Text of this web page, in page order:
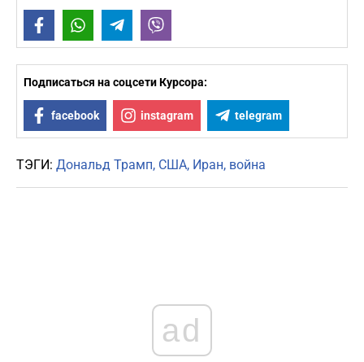
FacebookWhatsAppTelegram
Подписаться на соцсети Курсора:
facebook instagram telegram
ТЭГИ: Дональд Трамп США Иран война
ad